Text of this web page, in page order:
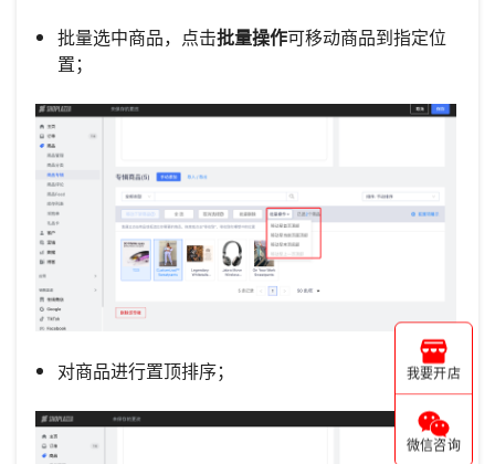
批量选中商品，点击批量操作可移动商品到指定位
置；
对商品进行置顶排序； 我要开店
微信咨询